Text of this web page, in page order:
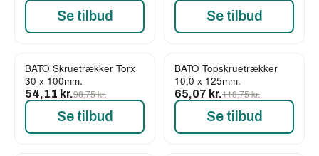
Se tilbud Se tilbud
-45%
BATO Skruetrækker Torx
30 x 100mm.
54,11 kr.98,75 kr.
Se tilbud
-45%
BATO Topskruetrækker
10,0 x 125mm.
65,07 kr.118,75 kr.
Se tilbud